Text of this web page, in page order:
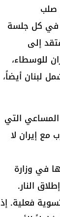
صلب
في كل جلسة
إلى
للوسطاء،
لبنان أيضاً،
التي
مع إيران لا
في وزارة
وقف إطلاق النار.
فعلية. إذ